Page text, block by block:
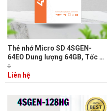
Thẻ nhớ Micro SD 4SGEN-
64EO Dung lượng 64GB, Tốc độ
đọc 95MB/s, Tốc độ ghi
10MB/s
0
Liên hệ